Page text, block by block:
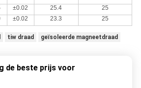
±0.02 25.4
25
±0.02 23.3 25
tiw draad geïsoleerde magneetdraad
de beste prijs voor